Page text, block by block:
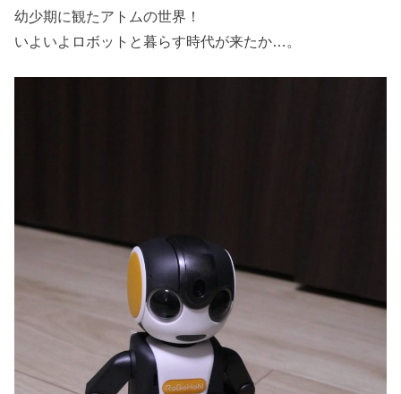
幼少期に観たアトムの世界！
いよいよロボットと暮らす時代が来たか…。